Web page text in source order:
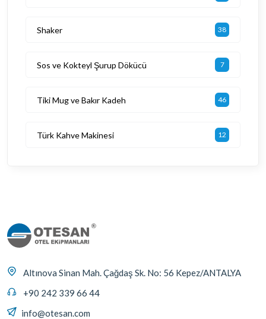
Shaker 38
Sos ve Kokteyl Şurup Dökücü 7
Tiki Mug ve Bakır Kadeh 46
Türk Kahve Makinesi 12
Altınova Sinan Mah. Çağdaş Sk. No: 56 Kepez/ANTALYA
+90 242 339 66 44
info@otesan.com